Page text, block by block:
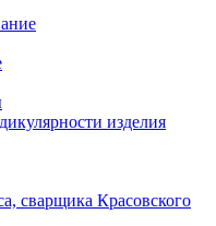
изделия
сварщика Красовского